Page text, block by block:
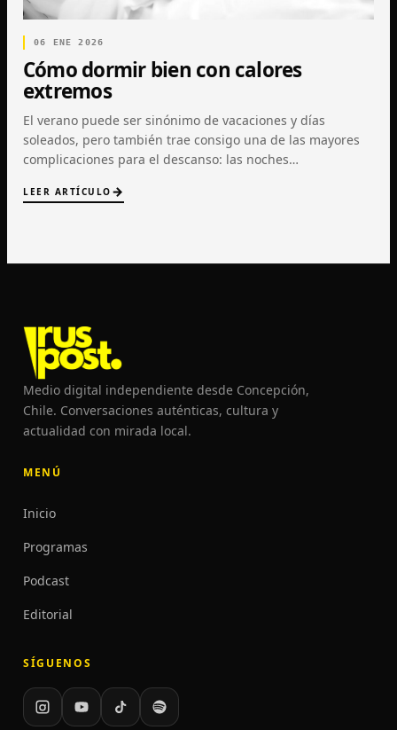
06 ENE 2026
Cómo dormir bien con calores
extremos
El verano puede ser sinónimo de vacaciones y días
soleados, pero también trae consigo una de las mayores
complicaciones para el descanso: las noches…
LEER ARTÍCULO
Medio digital independiente desde Concepción,
Chile. Conversaciones auténticas, cultura y
actualidad con mirada local.
MENÚ
Inicio
Programas
Podcast
Editorial
SÍGUENOS